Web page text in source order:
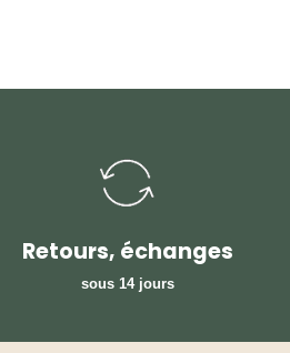
Retours, échanges
sous 14 jours